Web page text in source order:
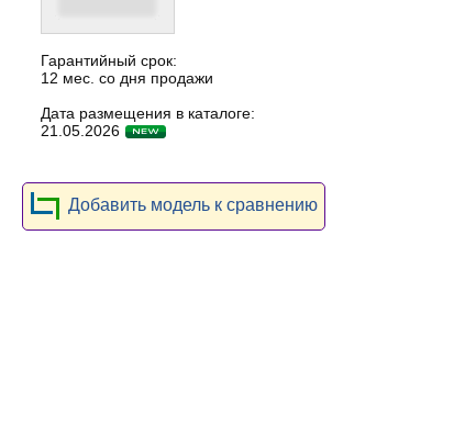
Гарантийный срок:
12 мес. со дня продажи
Дата размещения в каталоге:
21.05.2026
Добавить модель к сравнению